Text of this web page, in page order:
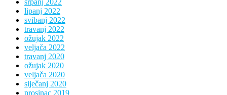
srpanj 2022
lipanj 2022
svibanj 2022
travanj 2022
ožujak 2022
veljača 2022
travanj 2020
ožujak 2020
veljača 2020
siječanj 2020
prosinac 2019